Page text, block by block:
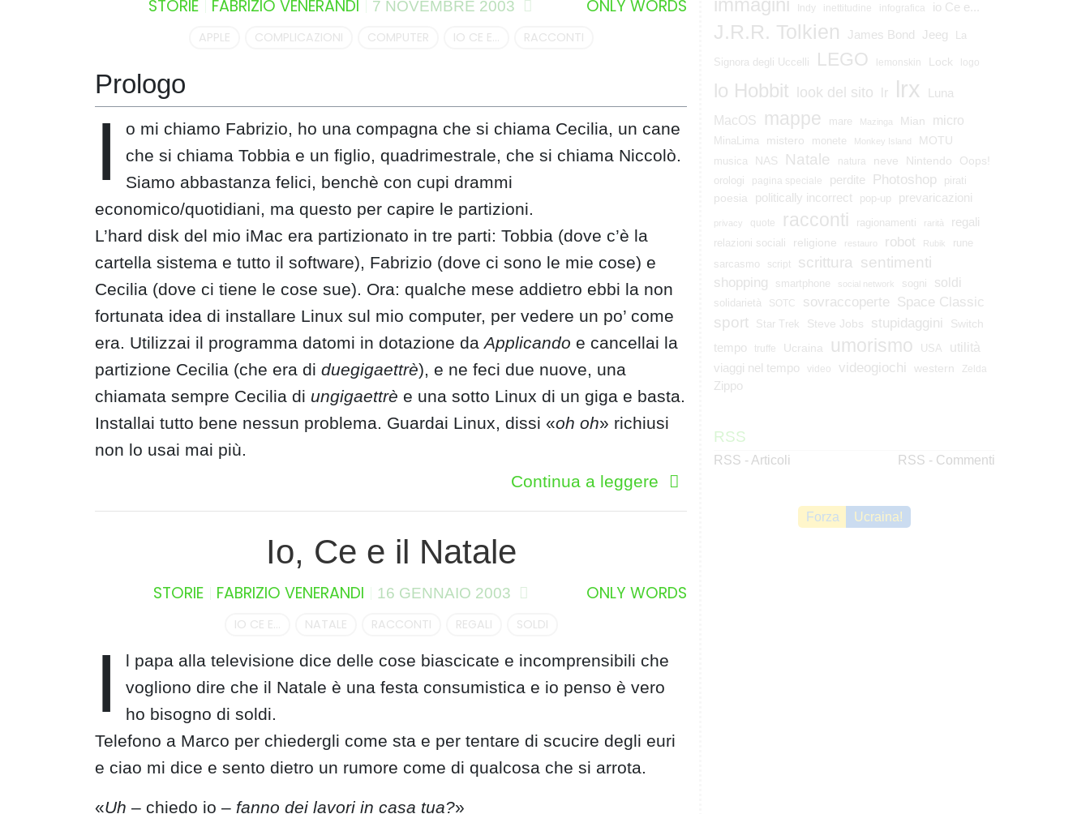
STORIE FABRIZIO VENERANDI 7 NOVEMBRE 2003 ONLY WORDS
APPLE COMPLICAZIONI COMPUTER IO CE E... RACCONTI
Prologo
I
o mi chiamo Fabrizio, ho una compagna che si chiama Cecilia, un cane
che si chiama Tobbia e un figlio, quadrimestrale, che si chiama Niccolò.
Siamo abbastanza felici, benchè con cupi drammi
economico/quotidiani, ma questo per capire le partizioni.
L’hard disk del mio iMac era partizionato in tre parti: Tobbia (dove c’è la
cartella sistema e tutto il software), Fabrizio (dove ci sono le mie cose) e
Cecilia (dove ci tiene le cose sue). Ora: qualche mese addietro ebbi la non
fortunata idea di installare Linux sul mio computer, per vedere un po’ come
era. Utilizzai il programma datomi in dotazione daApplicando e cancellai la
partizione Cecilia (che era di duegigaettrè), e ne feci due nuove, una
chiamata sempre Cecilia di ungigaettrè e una sotto Linux di un giga e basta.
Installai tutto bene nessun problema. Guardai Linux, dissi «oh oh» richiusi
non lo usai mai più.
Continua a leggere
Io, Ce e il Natale
STORIE FABRIZIO VENERANDI 16 GENNAIO 2003 ONLY WORDS
IO CE E... NATALE RACCONTI REGALI SOLDI
I
l papa alla televisione dice delle cose biascicate e incomprensibili che
vogliono dire che il Natale è una festa consumistica e io penso è vero
ho bisogno di soldi.
Telefono a Marco per chiedergli come sta e per tentare di scucire degli euri
e ciao mi dice e sento dietro un rumore come di qualcosa che si arrota.
«Uh – chiedo io – fanno dei lavori in casa tua?»
immagini Indy inettitudine infografica io Ce e...
J.R.R. Tolkien James Bond Jeeg La
Signora degli Uccelli LEGO lemonskin Lock logo
lo Hobbit look del sito lr lrx Luna
MacOS mappe mare Mazinga Mian micro
MinaLima mistero monete Monkey Island MOTU
musica NAS Natale natura neve Nintendo Oops!
orologi pagina speciale perdite Photoshop pirati
poesia politically incorrect pop-up prevaricazioni
privacy quote racconti ragionamenti rarità regali
relazioni sociali religione restauro robot Rubik
rune
sarcasmo
script scrittura sentimenti
shopping smartphone social network sogni soldi
solidarietà SOTC sovraccoperte Space Classic
sport Star Trek Steve Jobs stupidaggini
Switch
tempo
truffe Ucraina umorismo USA
utilità
viaggi nel tempo
video videogiochi western Zelda
Zippo
RSS
RSS - Articoli RSS - Commenti
Forza Ucraina!